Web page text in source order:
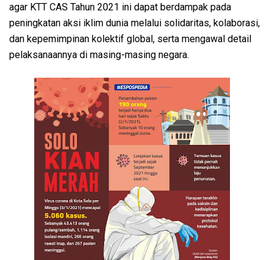
agar KTT CAS Tahun 2021 ini dapat berdampak pada
peningkatan aksi iklim dunia melalui solidaritas, kolaborasi,
dan kepemimpinan kolektif global, serta mengawal detail
pelaksanaannya di masing-masing negara.